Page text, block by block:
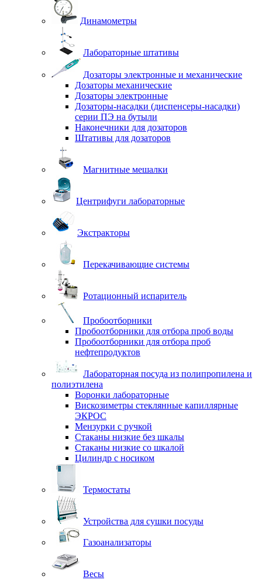
Динамометры
Лабораторные штативы
Дозаторы электронные и механические
Дозаторы механические
Дозаторы электронные
Дозаторы-насадки (диспенсеры-насадки)
серии ПЭ на бутыли
Наконечники для дозаторов
Штативы для дозаторов
Магнитные мешалки
Центрифуги лабораторные
Экстракторы
Перекачивающие системы
Ротационный испаритель
Пробоотборники
Пробоотборники для отбора проб воды
Пробоотборники для отбора проб
нефтепродуктов
Лабораторная посуда из полипропилена и
полиэтилена
Воронки лабораторные
Вискозиметры стеклянные капиллярные
ЭКРОС
Мензурки с ручкой
Стаканы низкие без шкалы
Стаканы низкие со шкалой
Цилиндр с носиком
Термостаты
Устройства для сушки посуды
Газоанализаторы
Весы